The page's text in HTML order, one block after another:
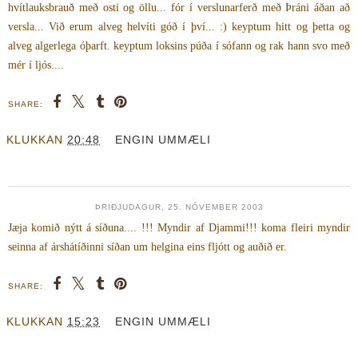
hvítlauksbrauð með osti og öllu... fór í verslunarferð með Þráni áðan að
versla... Við erum alveg helvíti góð í því... :) keyptum hitt og þetta og
alveg algerlega óþarft. keyptum loksins púða í sófann og rak hann svo með
mér í ljós....
SHARE:
KLUKKAN 20:48 ENGIN UMMÆLI
ÞRIÐJUDAGUR, 25. NÓVEMBER 2003
Jæja komið nýtt á síðuna.... !!! Myndir af Djammi!!! koma fleiri myndir
seinna af árshátíðinni síðan um helgina eins fljótt og auðið er.
SHARE:
KLUKKAN 15:23 ENGIN UMMÆLI